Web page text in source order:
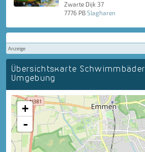
Zwarte Dijk 37
7776 PB Slagharen
Anzeige
Übersichtskarte
Umgebung
+
-